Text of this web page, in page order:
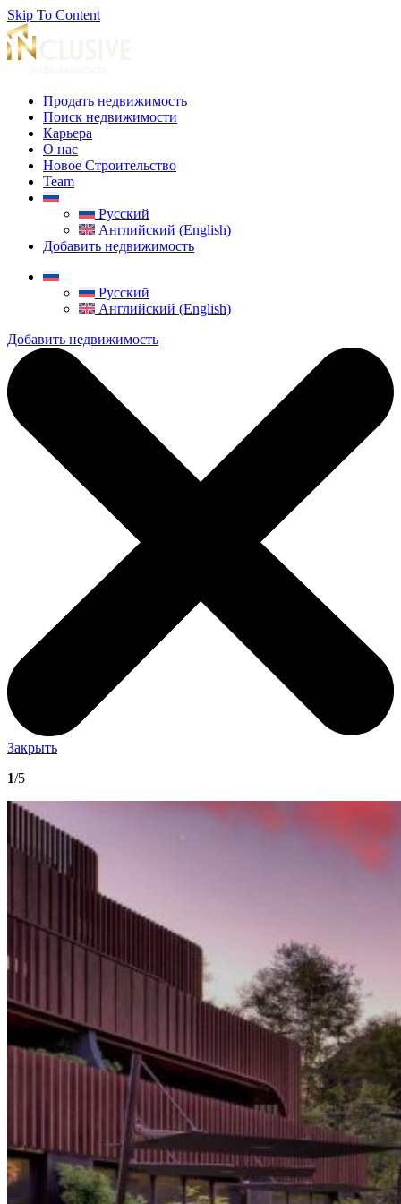
Skip To Content
Продать недвижимость
Поиск недвижимости
Карьера
О нас
Новое Строительство
Team
Русский
Английский (English)
Добавить недвижимость
Русский
Английский (English)
Добавить недвижимость
Закрыть
1/5